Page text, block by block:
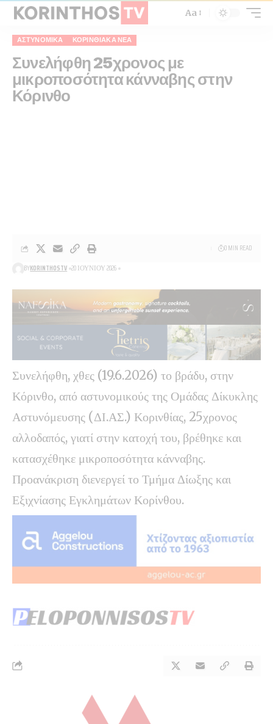
Aa
ΑΣΤΥΝΟΜΙΚΆ ΚΟΡΙΝΘΙΑΚΆ ΝΈΑ
Συνελήφθη 25χρονος με
μικροποσότητα κάνναβης στην
Κόρινθο
BYKORINTHOSTV 20 ΙΟΥΝΊΟΥ 2026
0 MIN READ
Συνελήφθη, χθες (19.6.2026) το βράδυ, στην
Κόρινθο, από αστυνομικούς της Ομάδας Δίκυκλης
Αστυνόμευσης (ΔΙ.ΑΣ.) Κορινθίας, 25χρονος
αλλοδαπός, γιατί στην κατοχή του, βρέθηκε και
κατασχέθηκε μικροποσότητα κάνναβης.
Προανάκριση διενεργεί το Τμήμα Δίωξης και
Εξιχνίασης Εγκλημάτων Κορίνθου.